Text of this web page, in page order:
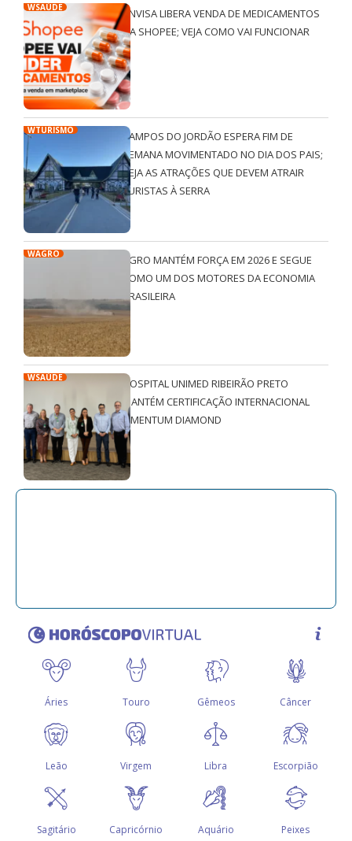
WSAÚDE
ANVISA LIBERA VENDA DE MEDICAMENTOS
NA SHOPEE; VEJA COMO VAI FUNCIONAR
WTURISMO
CAMPOS DO JORDÃO ESPERA FIM DE
SEMANA MOVIMENTADO NO DIA DOS PAIS;
VEJA AS ATRAÇÕES QUE DEVEM ATRAIR
TURISTAS À SERRA
WAGRO
AGRO MANTÉM FORÇA EM 2026 E SEGUE
COMO UM DOS MOTORES DA ECONOMIA
BRASILEIRA
WSAÚDE
HOSPITAL UNIMED RIBEIRÃO PRETO
MANTÉM CERTIFICAÇÃO INTERNACIONAL
QMENTUM DIAMOND